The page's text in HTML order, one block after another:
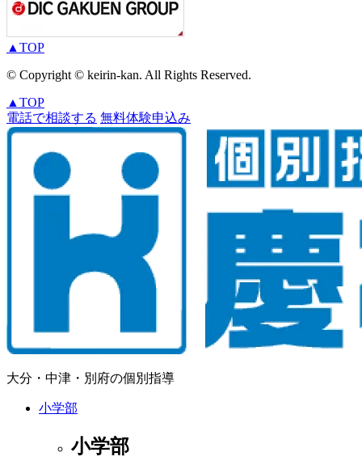
▲ TOP
© Copyright © keirin-kan. All Rights Reserved.
▲ TOP
電話で相談する 無料体験申込み
大分・中津・別府の個別指導
小学部
小学部